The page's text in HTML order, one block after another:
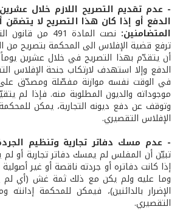
- عدم تقديم التصريح اللازم خلال
الدفع أو إذا كان هذا التصريح لا
المتضامنين: نصت المادة 491
ترفع قضية الإفلاس الى المحكمة بتصريح من
أن يتقدّم بهذا التصريح في خلال عشرين
الدفع وإلا استهدف لارتكاب جنحة الإفلاس
في الوقت نفسه موازنة مفصّلة ومصدّق
موجوداته والديون المطلوبة منه. فإذا لم
وتوقف عن دفع ديونه التجارية، يمكن
الإفلاس التقصيري.
- عدم مسك دفاتر تجارية وتنظيم
تبيّن أن المفلس لم يمسك دفاتر تجارية أو لم
إذا كانت دفاتره أو جردته ناقصة أو غير
وما عليه ولم يكن مع ذلك ثمة غش (أي لم
الإضرار بالدائنين)، فيمكن للمحكمة إدانته
التقصيري.